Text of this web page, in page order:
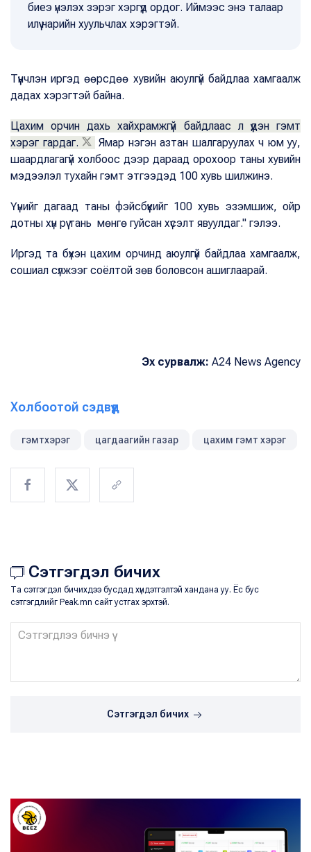
биеэ үнэлэх зэрэг хэргүүд ордог. Иймээс энэ талаар
илүү нарийн хуульчлах хэрэгтэй.
Түүнчлэн иргэд өөрсдөө хувийн аюулгүй байдлаа хамгаалж
дадах хэрэгтэй байна.
Цахим орчин дахь хайхрамжгүй байдлаас л үүдэн гэмт
хэрэг гардаг.
Ямар нэгэн азтан шалгаруулах ч юм уу,
шаардлагагүй холбоос дээр дараад орохоор таны хувийн
мэдээлэл тухайн гэмт этгээдэд 100 хувь шилжинэ.
Үүнийг дагаад таны фэйсбүүкийг 100 хувь эзэмшиж, ойр
дотны хүн рүү тань мөнгө гуйсан хүсэлт явуулдаг." гэлээ.
Иргэд та бүхэн цахим орчинд аюулгүй байдлаа хамгаалж,
сошиал сүлжээг соёлтой зөв боловсон ашиглаарай.
Эх сурвалж: A24 News Agency
Холбоотой сэдвүүд
гэмтхэрэг цагдаагийн газар цахим гэмт хэрэг
Сэтгэгдэл бичих
Та сэтгэгдэл бичихдээ бусдад хүндэтгэлтэй хандана уу. Ёс бус
сэтгэгдлийг Peak.mn сайт устгах эрхтэй.
Сэтгэгдэл бичих